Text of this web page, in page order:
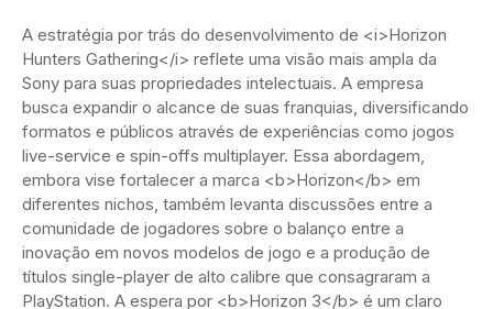
A estratégia por trás do desenvolvimento de <i>Horizon
Hunters Gathering</i> reflete uma visão mais ampla da
Sony para suas propriedades intelectuais. A empresa
busca expandir o alcance de suas franquias, diversificando
formatos e públicos através de experiências como jogos
live-service e spin-offs multiplayer. Essa abordagem,
embora vise fortalecer a marca <b>Horizon</b> em
diferentes nichos, também levanta discussões entre a
comunidade de jogadores sobre o balanço entre a
inovação em novos modelos de jogo e a produção de
títulos single-player de alto calibre que consagraram a
PlayStation. A espera por <b>Horizon 3</b> é um claro